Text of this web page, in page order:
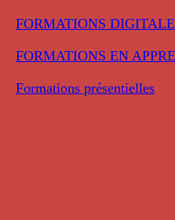
FORMATIONS
FORMATIONS EN
Formations présentielles